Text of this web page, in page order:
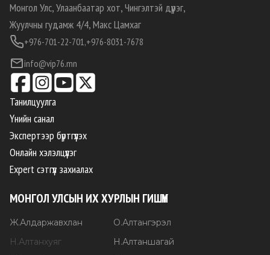
Монгол Улс, Улаанбаатар хот, Чингэлтэй дүүрэг,
Жуулчны гудамж 4/4, Макс Цамхаг
+976-701-22-701,+976-8031-7678
info@vip76.mn
Танилцуулга
Үнийн санал
Экспертээр бүртгүүлэх
Онлайн хэлэлцүүлэг
Expert сэтгүүл захиалах
МОНГОЛ УЛСЫН ИХ ХУРЛЫН ГИШҮҮН
Ж.Алдаржавхлан О.Алтангэрэл
Н .Алтанхуяг Н .Алтаншагай